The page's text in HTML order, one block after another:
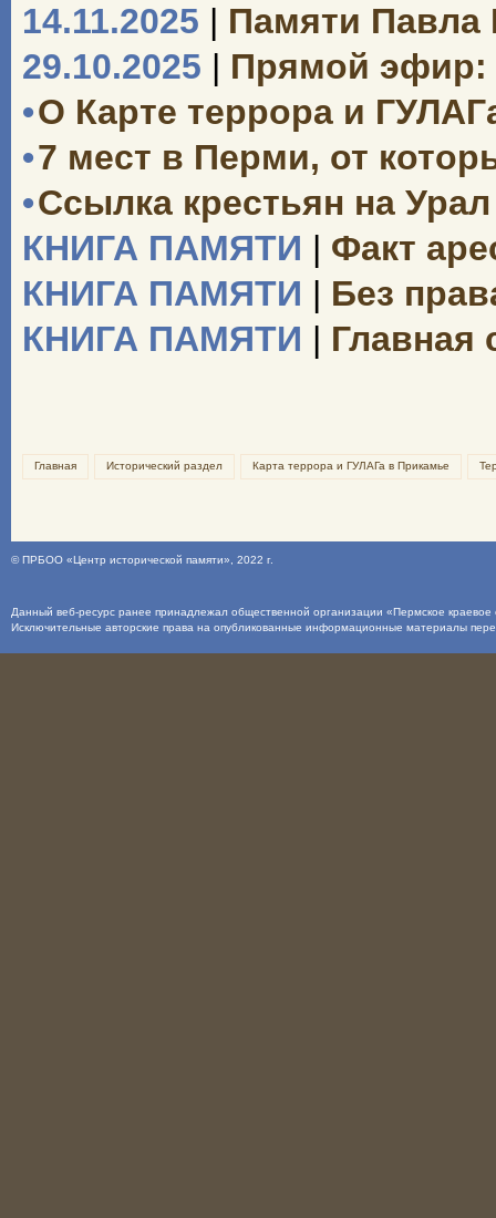
14.11.2025 | Памяти Павла
29.10.2025 | Прямой эфир:
•О Карте террора и
•7 мест в Перми, от
•Ссылка крестьян на
КНИГА ПАМЯТИ | Факт
КНИГА ПАМЯТИ | Без
КНИГА ПАМЯТИ | Главная
Главная Исторический раздел Карта террора и ГУЛАГа в Прикамье
©ПРБОО «Центр исторической памяти» , 2022 г.
Данный веб-ресурс ранее принадлежал общественной организации «Пермское
Исключительные авторские права на опубликованные информационные материалы